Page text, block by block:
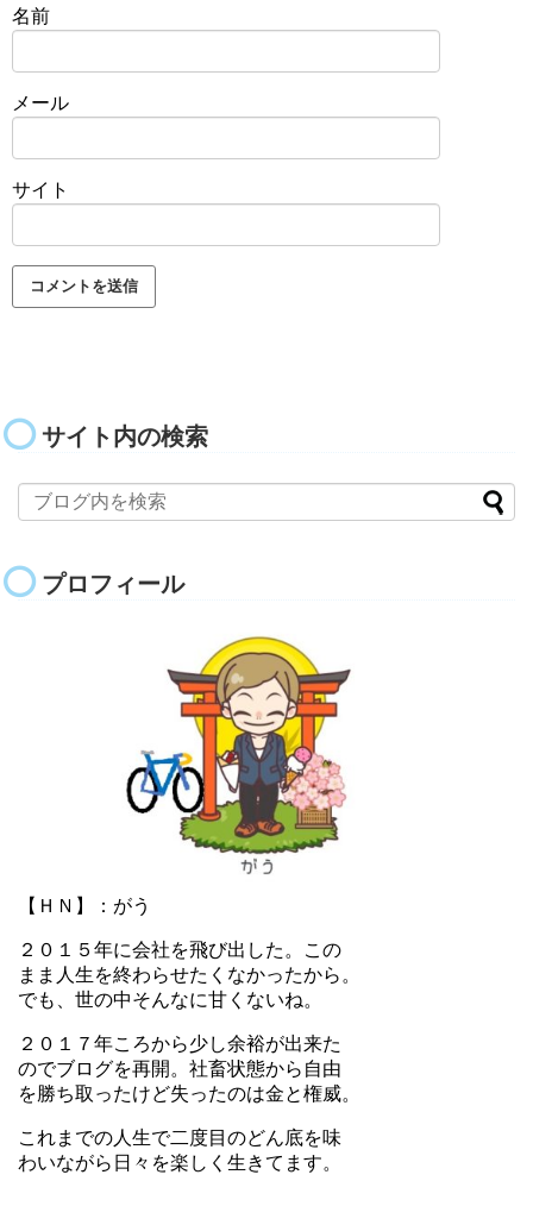
名前
メール
サイト
サイト内の検索
プロフィール
【ＨＮ】：がう
２０１５年に会社を飛び出した。この
まま人生を終わらせたくなかったから。
でも、世の中そんなに甘くないね。
２０１７年ころから少し余裕が出来た
のでブログを再開。社畜状態から自由
を勝ち取ったけど失ったのは金と権威。
これまでの人生で二度目のどん底を味
わいながら日々を楽しく生きてます。